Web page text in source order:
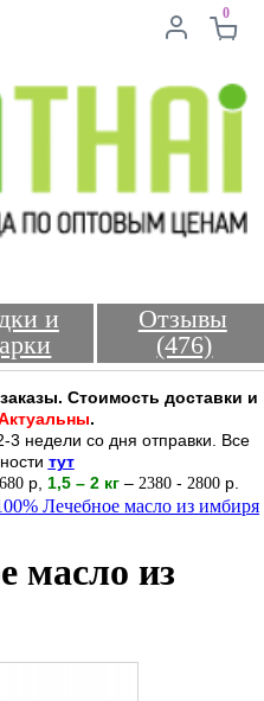
0
и
Отзывы
(476)
Стоимость доставки и
.
3 недели со дня отправки. Все
тут
р 1,5 – 2 кг – 2380 - 2800 р.
Лечебное масло из имбиря
масло из